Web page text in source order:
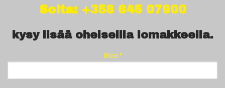
Soita: +358 645 07900
kysy lisää oheisellla lomakkeella.
Nimi *